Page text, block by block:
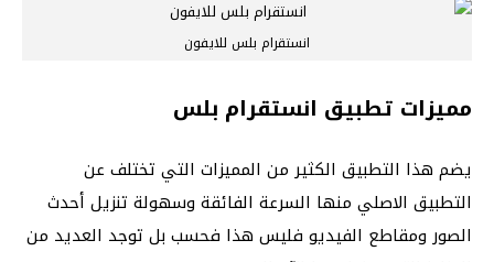
انستقرام بلس للايفون
مميزات تطبيق انستقرام بلس
يضم هذا التطبيق الكثير من المميزات التي تختلف عن
التطبيق الاصلي منها السرعة الفائقة وسهولة تنزيل أحدث
الصور ومقاطع الفيديو فليس هذا فحسب بل توجد العديد من